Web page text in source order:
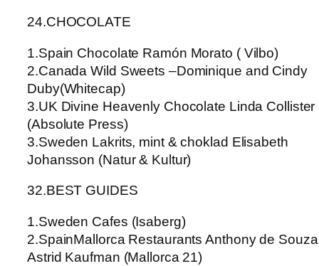
24.CHOCOLATE
1.Spain Chocolate Ramón Morato ( Vilbo)
2.Canada Wild Sweets –Dominique and Cindy
Duby(Whitecap)
3.UK Divine Heavenly Chocolate Linda Collister
(Absolute Press)
3.Sweden Lakrits, mint & choklad Elisabeth
Johansson (Natur & Kultur)
32.BEST GUIDES
1.Sweden Cafes (Isaberg)
2.SpainMallorca Restaurants Anthony de Souza
Astrid Kaufman (Mallorca 21)